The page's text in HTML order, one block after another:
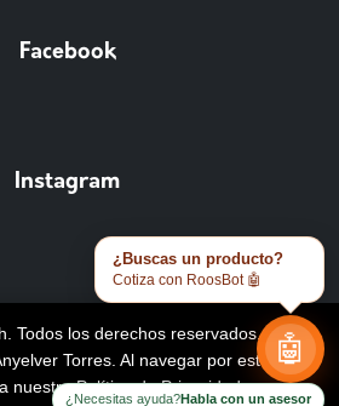
Facebook
Instagram
Todos los derechos reservados.
Torres . Al navegar por este
nuestraPolítica de Privacidad y
¿Buscas un producto?
Cotiza con RoosBot 🤖
🤖
¿Necesitas ayuda?Habla con un asesor